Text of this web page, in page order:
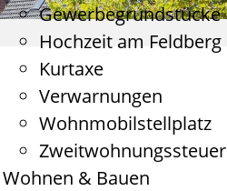
Gewerbegrundstücke
Hochzeit am Feldberg
Kurtaxe
Verwarnungen
Wohnmobilstellplatz
Zweitwohnungssteuer
Wohnen & Bauen